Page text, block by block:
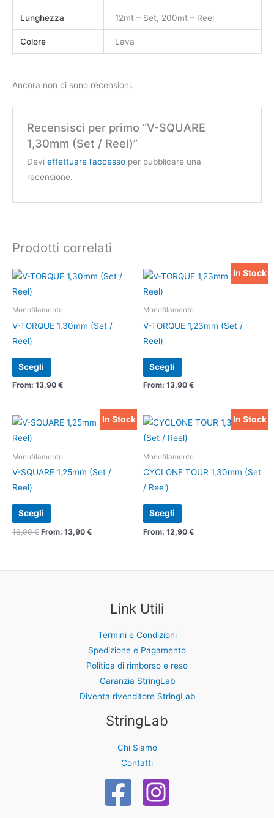
Lunghezza 12mt – Set, 200mt – Reel
Colore Lava
Ancora non ci sono recensioni.
Recensisci per primo “V-SQUARE
1,30mm (Set / Reel)”
Devi effettuare l’accessoper pubblicare una
recensione.
Prodotti correlati
Monofilamento
V-TORQUE 1,30mm (Set /
Reel)
Scegli
Questo
ha
più
possono
nella
del
prodotto
From: 13,90 €
In Stock
Monofilamento
V-TORQUE 1,23mm (Set /
Reel)
Scegli
Questo
ha
più
possono
nella
pagina
del
prodotto
From: 13,90 €
In Stock
Monofilamento
V-SQUARE 1,25mm (Set /
Reel)
Scegli
Questo
ha
più
possono
16,90€ From: 13,90 €
In Stock
Monofilamento
CYCLONE TOUR 1,30mm (Set
/ Reel)
Scegli
Questo
prodotto
ha
più
possono
From: 12,90 €
Link Utili
Termini e Condizioni
Spedizione e Pagamento
Politica di rimborso e reso
Garanzia StringLab
Diventa rivenditore StringLab
StringLab
Chi Siamo
Contatti